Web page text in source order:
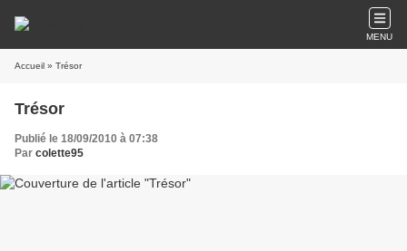
MENU
Accueil » Trésor
Trésor
Publié le 18/09/2010 à 07:38
Par colette95